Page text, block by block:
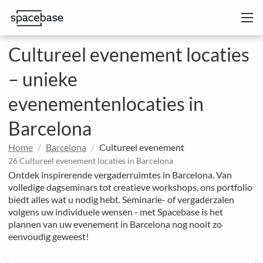
Cultureel evenement locaties
– unieke
evenementenlocaties in
Barcelona
Home Barcelona Cultureel evenement
26 Cultureel evenement locaties in Barcelona
Ontdek inspirerende vergaderruimtes in Barcelona. Van
volledige dagseminars tot creatieve workshops, ons portfolio
biedt alles wat u nodig hebt. Seminarie- of vergaderzalen
volgens uw individuele wensen - met Spacebase is het
plannen van uw evenement in Barcelona nog nooit zo
eenvoudig geweest!